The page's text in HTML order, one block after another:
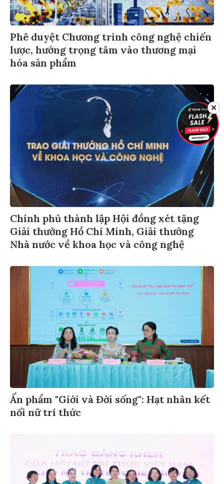
Phê duyệt Chương trình công nghệ chiến
lược, hướng trọng tâm vào thương mại
hóa sản phẩm
Chính phủ thành lập Hội đồng xét tặng
Giải thưởng Hồ Chí Minh, Giải thưởng
Nhà nước về khoa học và công nghệ
Ấn phẩm "Giới và Đời sống": Hạt nhân kết
nối nữ trí thức
✕